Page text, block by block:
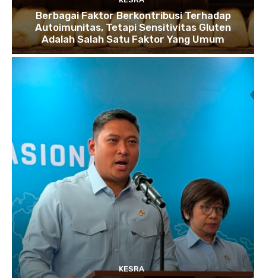
Berbagai Faktor Berkontribusi Terhadap
Autoimunitas, Tetapi Sensitivitas Gluten
Adalah Salah Satu Faktor Yang Umum
KESRA